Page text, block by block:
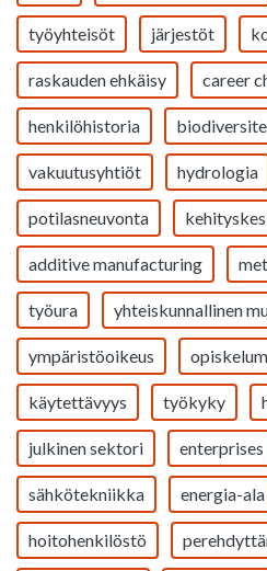
työyhteisöt järjestöt
raskauden ehkäisy career
henkilöhistoria
vakuutusyhtiöt hydrologia
potilasneuvonta
additive manufacturing
työura yhteiskunnallinen
ympäristöoikeus
käytettävyys työkyky
julkinen sektori enterprises
sähkötekniikka energia-ala
hoitohenkilöstö